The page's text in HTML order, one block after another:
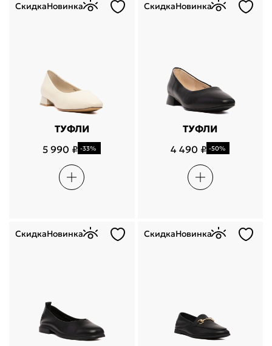
ТУФЛИ
5 990 ₽ -33%
СкидкаНовинка
ТУФЛИ
4 490 ₽ -50%
СкидкаНовинка
СкидкаНовинка СкидкаНовинка